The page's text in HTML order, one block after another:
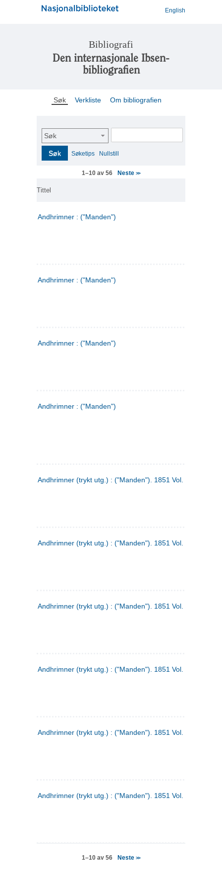
English
Bibliografi
Den internasjonale Ibsen-
bibliografien
Søk Verkliste Om bibliografien
Søk
Søk Søketips Nullstill
1–10 av 56 Neste>>
Tittel
Andhrimner : ("Manden")
Andhrimner : ("Manden")
Andhrimner : ("Manden")
Andhrimner : ("Manden")
Andhrimner (trykt utg.) : ("Manden"). 1851 Vol. 2 Nr. 1
Andhrimner (trykt utg.) : ("Manden"). 1851 Vol. 1 Nr. 10
Andhrimner (trykt utg.) : ("Manden"). 1851 Vol. 1 Nr. 3
Andhrimner (trykt utg.) : ("Manden"). 1851 Vol. 2 Nr. 4
Andhrimner (trykt utg.) : ("Manden"). 1851 Vol. 2 Nr. 6
Andhrimner (trykt utg.) : ("Manden"). 1851 Vol. 1 Nr. 6
1–10 av 56 Neste>>